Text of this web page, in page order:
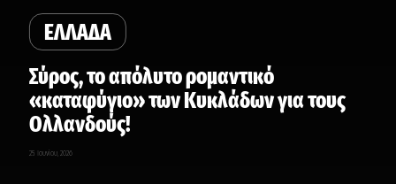
ΕΛΛΑΔΑ
Σύρος, το απόλυτο ρομαντικό
«καταφύγιο» των Κυκλάδων για τους
Ολλανδούς!
25 Ιουνίου, 2026